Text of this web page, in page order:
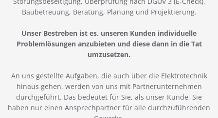
Baubetreuung, Beratung, Planung und Projektierung.
Unser Bestreben ist es, unseren Kunden individuelle
Problemlösungen anzubieten und diese dann in die Tat
umzusetzen.
An uns gestellte Aufgaben, die auch über die Elektrotechnik
hinaus gehen, werden von uns mit Partnerunternehmen
durchgeführt. Das bedeutet für Sie, als unser Kunde, Sie
haben nur einen Ansprechpartner für alle durchzuführenden